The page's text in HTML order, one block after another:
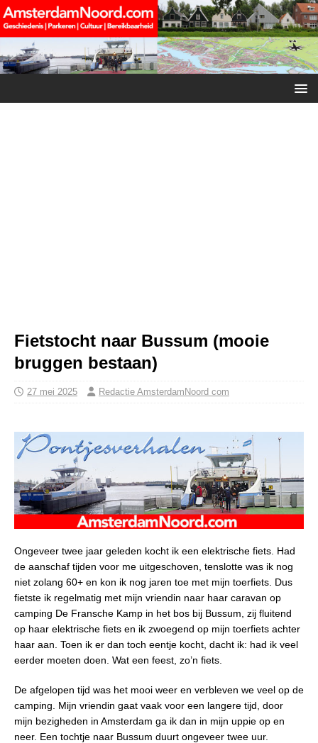
Fietstocht naar Bussum (mooie
bruggen bestaan)
27 mei 2025 Redactie AmsterdamNoord com
Ongeveer twee jaar geleden kocht ik een elektrische fiets. Had
de aanschaf tijden voor me uitgeschoven, tenslotte was ik nog
niet zolang 60+ en kon ik nog jaren toe met mijn toerfiets. Dus
fietste ik regelmatig met mijn vriendin naar haar caravan op
camping De Fransche Kamp in het bos bij Bussum, zij fluitend
op haar elektrische fiets en ik zwoegend op mijn toerfiets achter
haar aan. Toen ik er dan toch eentje kocht, dacht ik: had ik veel
eerder moeten doen. Wat een feest, zo’n fiets.
De afgelopen tijd was het mooi weer en verbleven we veel op de
camping. Mijn vriendin gaat vaak voor een langere tijd, door
mijn bezigheden in Amsterdam ga ik dan in mijn uppie op en
neer. Een tochtje naar Bussum duurt ongeveer twee uur.